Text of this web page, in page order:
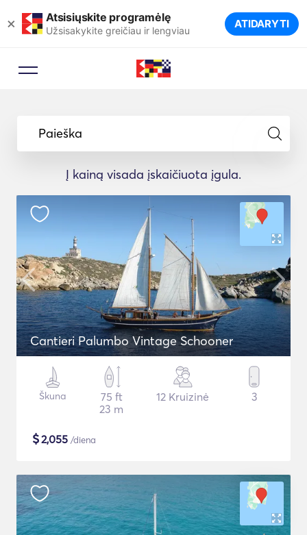
× Atsisiųskite programėlę
Užsisakykite greičiau ir lengviau ATIDARYTI
Paieška
Į kainą visada įskaičiuota įgula.
Cantieri Palumbo Vintage Schooner
Škuna
75 ft
23 m
12 Kruizinė 3
$2,055 /diena